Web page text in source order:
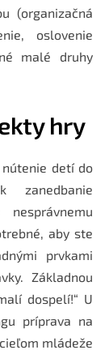
(organizačná
oslovenie
malé druhy
hry
detí do
zanedbanie
aby ste
prvkami
Základnou
dospelí!“ U
príprava na
mládeže